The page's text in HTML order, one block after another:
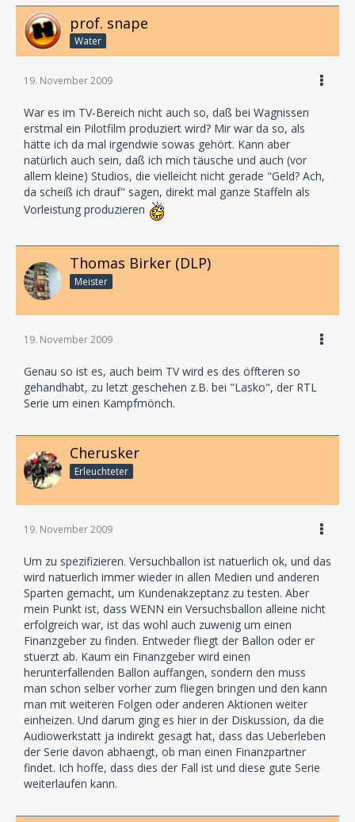
prof. snape
Water
19. November 2009
War es im TV-Bereich nicht auch so, daß bei Wagnissen
erstmal ein Pilotfilm produziert wird? Mir war da so, als
hätte ich da mal irgendwie sowas gehört. Kann aber
natürlich auch sein, daß ich mich täusche und auch (vor
allem kleine) Studios, die vielleicht nicht gerade "Geld? Ach,
da scheiß ich drauf" sagen, direkt mal ganze Staffeln als
Vorleistung produzieren
Thomas Birker (DLP)
Meister
19. November 2009
Genau so ist es, auch beim TV wird es des öffteren so
gehandhabt, zu letzt geschehen z.B. bei "Lasko", der RTL
Serie um einen Kampfmönch.
Cherusker
Erleuchteter
19. November 2009
Um zu spezifizieren. Versuchballon ist natuerlich ok, und das
wird natuerlich immer wieder in allen Medien und anderen
Sparten gemacht, um Kundenakzeptanz zu testen. Aber
mein Punkt ist, dass WENN ein Versuchsballon alleine nicht
erfolgreich war, ist das wohl auch zuwenig um einen
Finanzgeber zu finden. Entweder fliegt der Ballon oder er
stuerzt ab. Kaum ein Finanzgeber wird einen
herunterfallenden Ballon auffangen, sondern den muss
man schon selber vorher zum fliegen bringen und den kann
man mit weiteren Folgen oder anderen Aktionen weiter
einheizen. Und darum ging es hier in der Diskussion, da die
Audiowerkstatt ja indirekt gesagt hat, dass das Ueberleben
der Serie davon abhaengt, ob man einen Finanzpartner
findet. Ich hoffe, dass dies der Fall ist und diese gute Serie
weiterlaufen kann.